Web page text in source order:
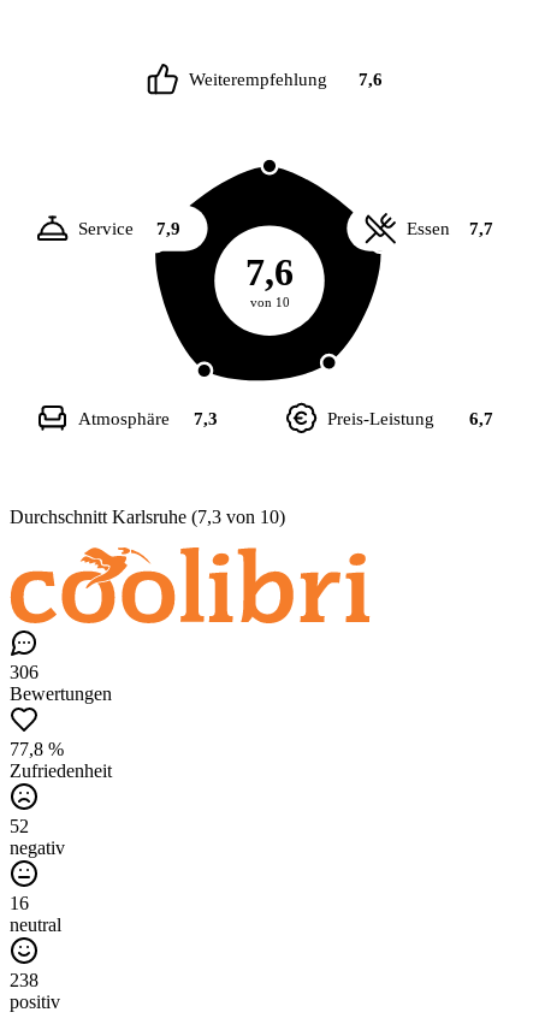
7,6
von 10
Weiterempfehlung 7,6
Essen 7,7
Preis-Leistung 6,7
Atmosphäre 7,3
Service 7,9
Durchschnitt Karlsruhe (7,3 von 10)
306
Bewertungen
77,8 %
Zufriedenheit
52
negativ
16
neutral
238
positiv